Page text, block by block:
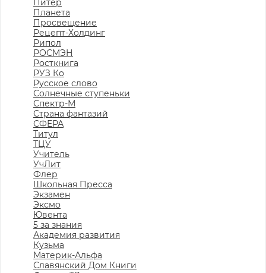
Питер
Планета
Просвещение
Рецепт-Холдинг
Рипол
РОСМЭН
Росткнига
РУЗ Ко
Русское слово
Солнечные ступеньки
Спектр-М
Страна фантазий
СФЕРА
Титул
ТЦУ
Учитель
УчЛит
Флер
Школьная Пресса
Экзамен
Эксмо
Ювента
5 за знания
Академия развития
Кузьма
Материк-Альфа
Славянский Дом Книги